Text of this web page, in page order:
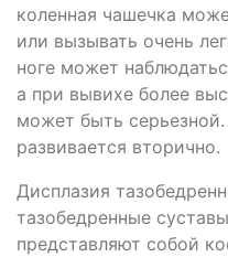
коленная чашечка
или вызывать очень
ноге может
а при вывихе более
может быть
развивается вторично.
Дисплазия
тазобедренные
представляют собой